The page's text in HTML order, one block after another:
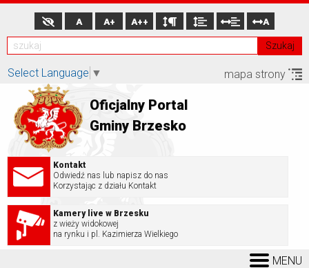
Szukaj
A A+ A++ A
Select Language ▼ mapa strony
Oficjalny Portal
Gminy Brzesko
Kontakt
Odwiedź nas lub napisz do nas
Korzystając z działu Kontakt
Kamery live w Brzesku
z wieży widokowej
na rynku i pl. Kazimierza Wielkiego
MENU